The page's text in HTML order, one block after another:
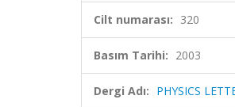
Cilt numarası: 320
Basım Tarihi: 2003
Dergi Adı: PHYSICS